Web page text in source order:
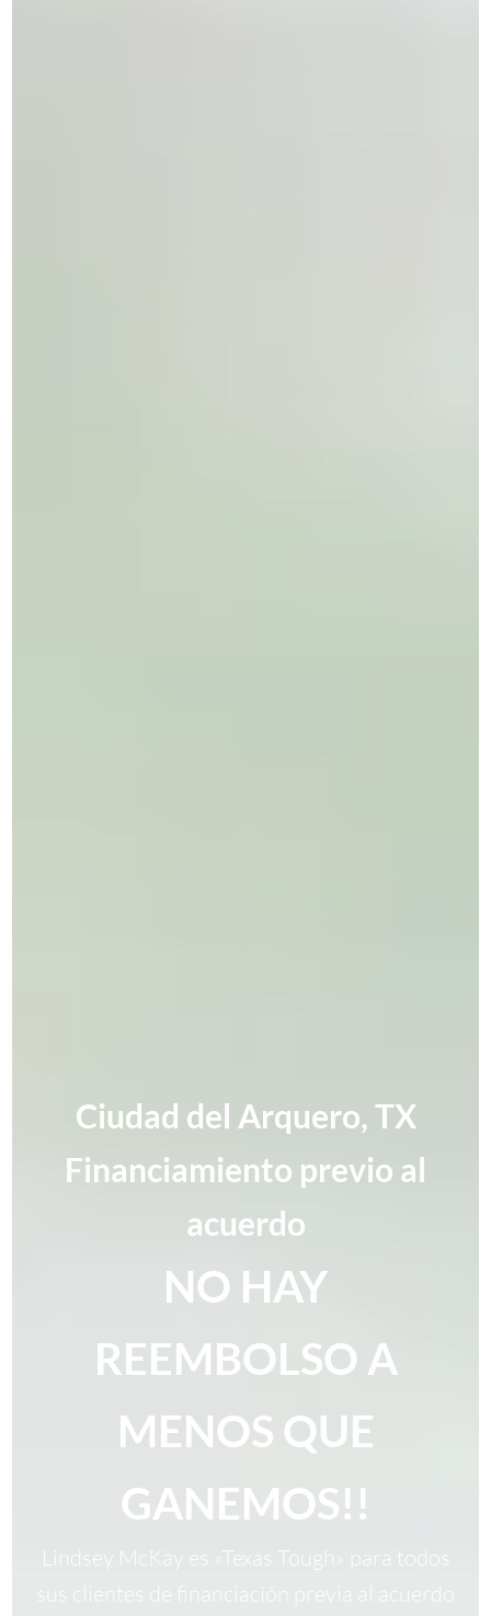
Ciudad del Arquero, TX
Financiamiento previo al
acuerdo
NO HAY
REEMBOLSO A
MENOS QUE
GANEMOS!!
Lindsey McKay es «Texas Tough» para todos
sus clientes de financiación previa al acuerdo